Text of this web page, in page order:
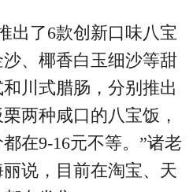
出了6款创新口味八宝
、椰香白玉细沙等甜
川式腊肠，分别推出
两种咸口的八宝饭，
在9-16元不等。”诸老
说，目前在淘宝、天